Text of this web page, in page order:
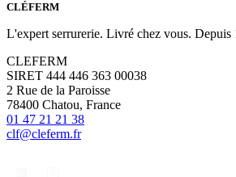
CLÉFERM
L'expert serrurerie. Livré chez vous. Depuis
CLEFERM
SIRET 444 446 363 00038
2 Rue de la Paroisse
78400 Chatou, France
01 47 21 21 38
clf@cleferm.fr